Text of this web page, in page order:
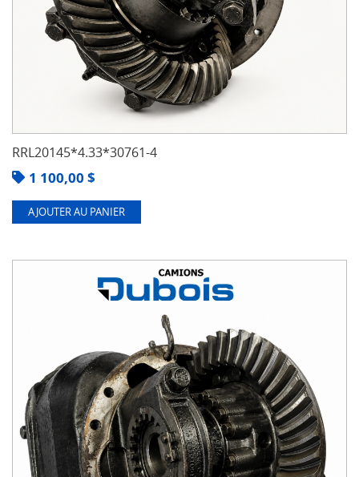
RRL20145*4.33*30761-4
1 100,00 $
AJOUTER AU PANIER